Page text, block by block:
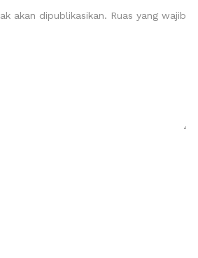
akan dipublikasikan. Ruas yang wajib